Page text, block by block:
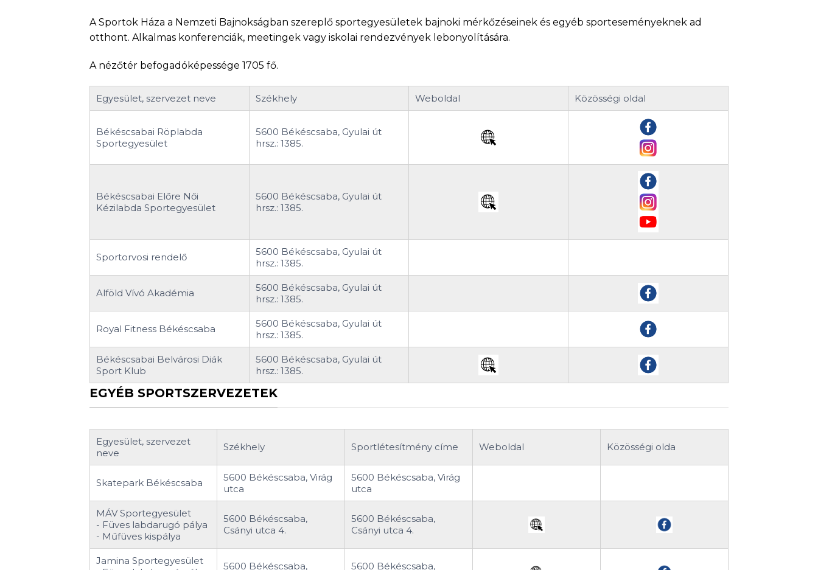
A Sportok Háza a Nemzeti Bajnokságban szereplő sportegyesületek bajnoki mérkőzéseinek és egyéb sporteseményeknek ad
otthont. Alkalmas konferenciák, meetingek vagy iskolai rendezvények lebonyolítására.
A nézőtér befogadóképessége 1705 fő.
Egyesület, szervezet neve Székhely Weboldal Közösségi oldal
Békéscsabai Röplabda
Sportegyesület
5600 Békéscsaba, Gyulai út
hrsz.: 1385.
Békéscsabai Előre Női
Kézilabda Sportegyesület
5600 Békéscsaba, Gyulai út
hrsz.: 1385.
Sportorvosi rendelő
5600 Békéscsaba, Gyulai út
hrsz.: 1385.
Alföld Vívó Akadémia
5600 Békéscsaba, Gyulai út
hrsz.: 1385.
Royal Fitness Békéscsaba
5600 Békéscsaba, Gyulai út
hrsz.: 1385.
Békéscsabai Belvárosi Diák
Sport Klub
5600 Békéscsaba, Gyulai út
hrsz.: 1385.
EGYÉB SPORTSZERVEZETEK
Egyesület, szervezet
neve
Székhely Sportlétesítmény címe Weboldal Közösségi olda
Skatepark Békéscsaba
5600 Békéscsaba, Virág
utca
5600 Békéscsaba, Virág
utca
MÁV Sportegyesület
- Füves labdarugó pálya
- Műfüves kispálya
5600 Békéscsaba,
Csányi utca 4.
5600 Békéscsaba,
Csányi utca 4.
Jamina Sportegyesület
5600 Békéscsaba, 5600 Békéscsaba,